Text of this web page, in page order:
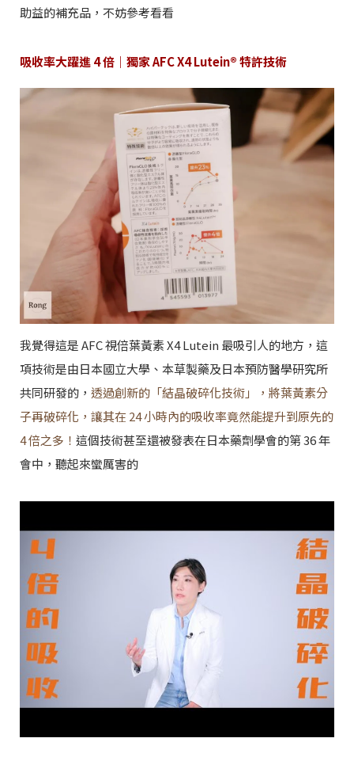
助益的補充品，不妨參考看看
吸收率大躍進 4 倍｜獨家 AFC X4 Lutein® 特許技術
我覺得這是 AFC 視倍葉黃素 X4 Lutein 最吸引人的地方，這
項技術是由日本國立大學、本草製藥及日本預防醫學研究所
共同研發的， 透過創新的「結晶破碎化技術」，將葉黃素分
子再破碎化，讓其在 24 小時內的吸收率竟然能提升到原先的
4 倍之多！ 這個技術甚至還被發表在日本藥劑學會的第 36 年
會中，聽起來蠻厲害的